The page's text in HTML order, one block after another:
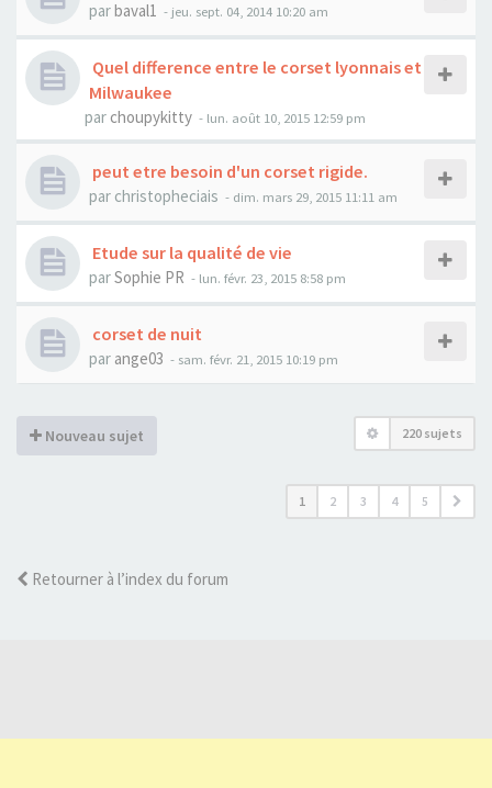
parbaval1 - jeu. sept. 04, 2014 10:20 am
Quel difference entre le corset lyonnais et
Milwaukee
par choupykitty - lun. août 10, 2015 12:59 pm
peut etre besoin d'un corset rigide.
par christopheciais - dim. mars 29, 2015 11:11 am
Etude sur la qualité de vie
parSophie PR - lun. févr. 23, 2015 8:58 pm
corset de nuit
par ange03 - sam. févr. 21, 2015 10:19 pm
Nouveau sujet 220 sujets
1 2 3 4 5
Retourner à l’index du forum